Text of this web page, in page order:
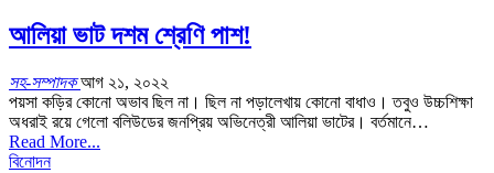
আলিয়া ভাট দশম শ্রেণি পাশ!
সহ-সম্পাদকআগ ২১, ২০২২
পয়সা কড়ির কোনো অভাব ছিল না। ছিল না পড়ালেখায় কোনো বাধাও। তবুও উচ্চশিক্ষা
অধরাই রয়ে গেলো বলিউডের জনপ্রিয় অভিনেত্রী আলিয়া ভাটের। বর্তমানে…
Read More...
বিনোদন